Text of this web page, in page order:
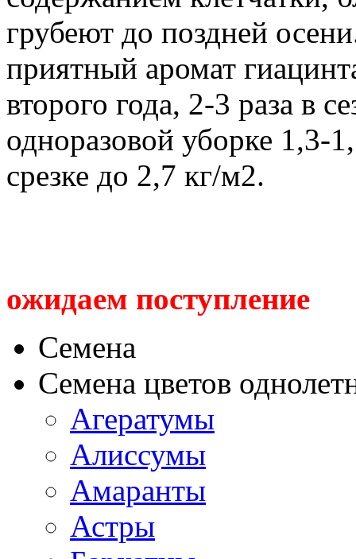
грубеют до поздней
приятный аромат
второго года, 2-3 раза в
одноразовой уборке 1,3-
срезке до 2,7 кг/м2.
ожидаем поступление
Семена
Семена цветов
Агератумы
Алиссумы
Амаранты
Астры